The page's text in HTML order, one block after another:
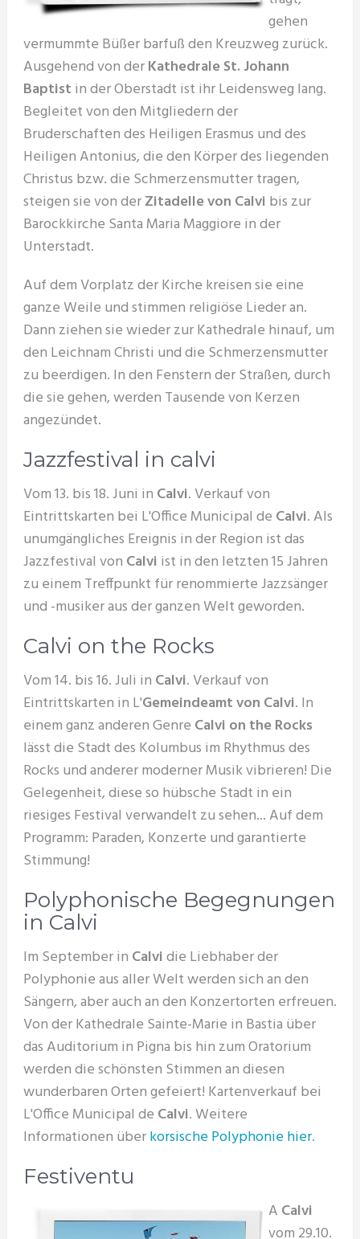
gehen
vermummte Büßer barfuß den Kreuzweg zurück.
Ausgehend von derKathedrale St. Johann
Baptist in der Oberstadt ist ihr Leidensweg lang.
Begleitet von den Mitgliedern der
Bruderschaften des Heiligen Erasmus und des
Heiligen Antonius, die den Körper des liegenden
Christus bzw. die Schmerzensmutter tragen,
steigen sie von derZitadelle von Calvi bis zur
Barockkirche Santa Maria Maggiore in der
Unterstadt.
Auf dem Vorplatz der Kirche kreisen sie eine
ganze Weile und stimmen religiöse Lieder an.
Dann ziehen sie wieder zur Kathedrale hinauf, um
den Leichnam Christi und die Schmerzensmutter
zu beerdigen. In den Fenstern der Straßen, durch
die sie gehen, werden Tausende von Kerzen
angezündet.
Jazzfestival in calvi
Vom 13. bis 18. Juni in Calvi. Verkauf von
Eintrittskarten bei L'Office Municipal de Calvi. Als
unumgängliches Ereignis in der Region ist das
Jazzfestival von Calvi ist in den letzten 15 Jahren
zu einem Treffpunkt für renommierte Jazzsänger
und -musiker aus der ganzen Welt geworden.
Calvi on the Rocks
Vom 14. bis 16. Juli in Calvi. Verkauf von
Eintrittskarten in L'Gemeindeamt von Calvi. In
einem ganz anderen Genre Calvi on the Rocks
lässt die Stadt des Kolumbus im Rhythmus des
Rocks und anderer moderner Musik vibrieren! Die
Gelegenheit, diese so hübsche Stadt in ein
riesiges Festival verwandelt zu sehen... Auf dem
Programm: Paraden, Konzerte und garantierte
Stimmung!
Polyphonische Begegnungen
in Calvi
Im September in Calvidie Liebhaber der
Polyphonie aus aller Welt werden sich an den
Sängern, aber auch an den Konzertorten erfreuen.
Von der Kathedrale Sainte-Marie in Bastia über
das Auditorium in Pigna bis hin zum Oratorium
werden die schönsten Stimmen an diesen
wunderbaren Orten gefeiert! Kartenverkauf bei
L'Office Municipal de Calvi. Weitere
Informationen überkorsische Polyphonie hier.
Festiventu
A Calvi
vom 29.10.